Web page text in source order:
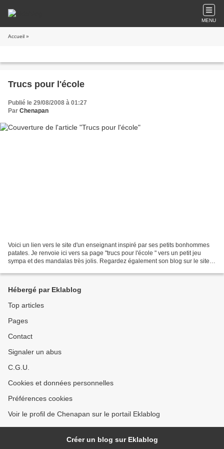
MENU
Accueil »
Trucs pour l'école
Publié le 29/08/2008 à 01:27
Par Chenapan
Voici un lien vers le site d'un enseignant inspiré par ses petits bonhommes
patates. Je renvoie ici vers sa page "trucs pour l'école " vers un petit jeu
sympa et des mandalas très jolis. Regardez également son blog sur le site
Hébergé par Eklablog
Top articles
Pages
Contact
Signaler un abus
C.G.U.
Cookies et données personnelles
Préférences cookies
Voir le profil de Chenapan sur le portail Eklablog
Créer un blog sur Eklablog